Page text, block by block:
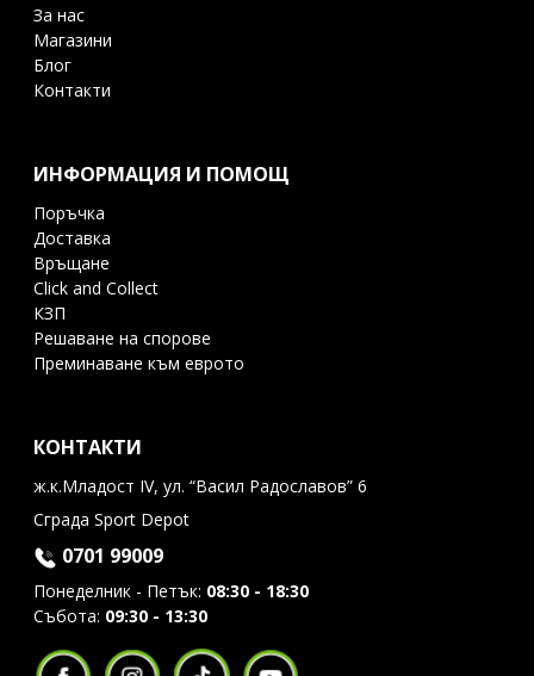
За нас
Магазини
Блог
Контакти
ИНФОРМАЦИЯ И ПОМОЩ
Поръчка
Доставка
Връщане
Click and Collect
КЗП
Решаване на спорове
Преминаване към еврото
КОНТАКТИ
ж.к.Младост IV, ул. “Васил Радославов” 6
Сграда Sport Depot
0701 99009
Понеделник - Петък: 08:30 - 18:30
Събота: 09:30 - 13:30